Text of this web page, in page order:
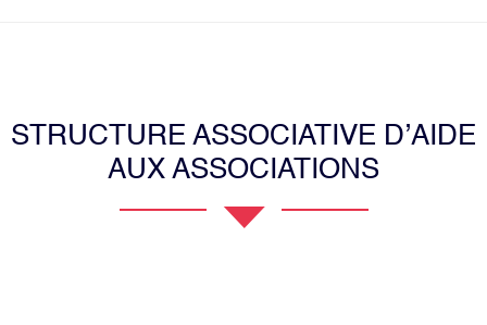
STRUCTURE ASSOCIATIVE D’AIDE
AUX ASSOCIATIONS